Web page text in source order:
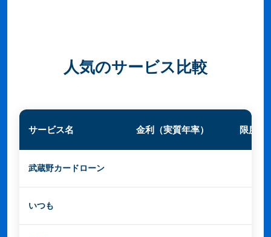
人気のサービス比較
サービス名 金利（実質年率） 限度額
武蔵野カードローン
いつも